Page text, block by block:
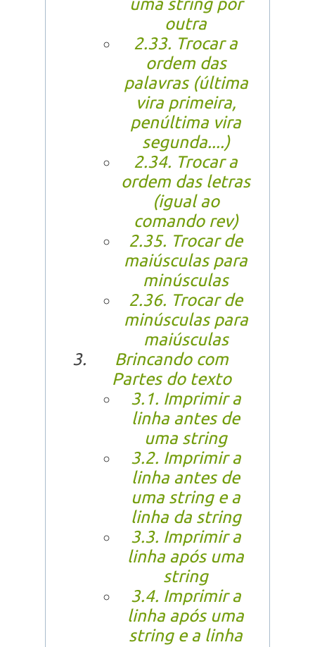
uma string por
outra
2.33. Trocar a
ordem das
palavras (última
vira primeira,
penúltima vira
segunda....)
2.34. Trocar a
ordem das letras
(igual ao
comando rev)
2.35. Trocar de
maiúsculas para
minúsculas
2.36. Trocar de
minúsculas para
maiúsculas
Brincando com
Partes do texto
3.1. Imprimir a
linha antes de
uma string
3.2. Imprimir a
linha antes de
uma string e a
linha da string
3.3. Imprimir a
linha após uma
string
3.4. Imprimir a
linha após uma
string e a linha